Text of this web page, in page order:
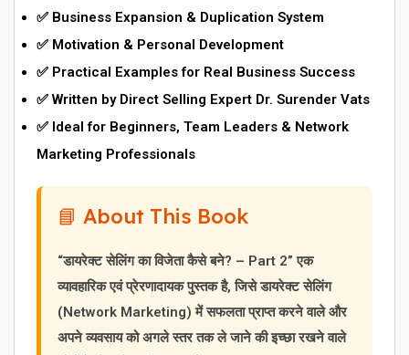
✅ Business Expansion & Duplication System
✅ Motivation & Personal Development
✅ Practical Examples for Real Business Success
✅ Written by Direct Selling Expert Dr. Surender Vats
✅ Ideal for Beginners, Team Leaders & Network
Marketing Professionals
📘 About This Book
“डायरेक्ट सेलिंग का विजेता कैसे बने? – Part 2” एक
व्यावहारिक एवं प्रेरणादायक पुस्तक है, जिसे डायरेक्ट सेलिंग
(Network Marketing) में सफलता प्राप्त करने वाले और
अपने व्यवसाय को अगले स्तर तक ले जाने की इच्छा रखने वाले